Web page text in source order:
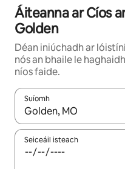
Áiteanna ar Cíos
Golden
Déan iniúchadh ar
nós an bhaile le
níos faide.
Suíomh
Nuair a bheidh torthaí ar
Seiceáil isteach